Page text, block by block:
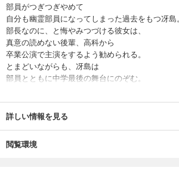
部員がつぎつぎやめて
自分も幽霊部員になってしまった過去をもつ冴島。
部長なのに、と悔やみつづける彼女は、
真意の読めない後輩、高科から
卒業公演で主演をするよう勧められる。
とまどいながらも、冴島は
部員とともに中学最後の舞台にのぞむ。
たくさんのものをみんながくれた。
おかげで、こうしてここに立てた。
詳しい情報を見る
閲覧環境